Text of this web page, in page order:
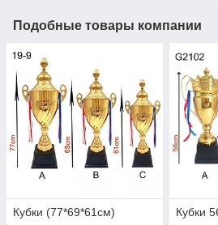
Подобные товары компании
Кубки (77*69*61см) Кубки